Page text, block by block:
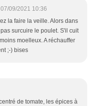
07/09/2021 10:36
la faire la veille. Alors dans
surcuire le poulet. S'il cuit
moelleux. A réchauffer
;-) bises
de tomate, les épices à